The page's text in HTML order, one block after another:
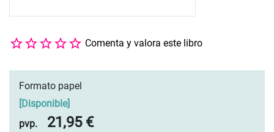
Comenta y valora este libro
Formato papel
Disponible]
pvp.
21,95 €